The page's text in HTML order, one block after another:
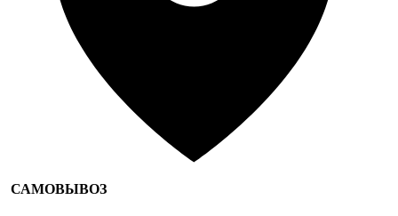
САМОВЫВОЗ